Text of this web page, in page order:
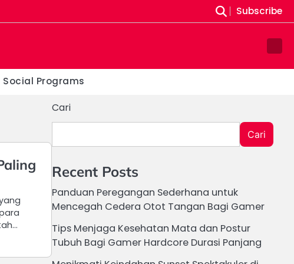
Subscribe
Social Programs
Cari
Cari
Recent Posts
Panduan Peregangan Sederhana untuk
Mencegah Cedera Otot Tangan Bagi Gamer
Tips Menjaga Kesehatan Mata dan Postur
Tubuh Bagi Gamer Hardcore Durasi Panjang